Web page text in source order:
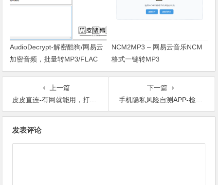
AudioDecrypt-解密酷狗/网易云
加密音频，批量转MP3/FLAC
NCM2MP3 – 网易云音乐NCM
格式一键转MP3
上一篇
皮皮直连-有网就能用，打开浏览器就能传文件、共享屏幕
下一篇
手机隐私风险自测APP-检测你的手机隐私是否被泄露
发表评论